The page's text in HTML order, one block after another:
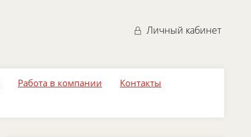
Личный кабинет
Работа в компании
Контакты